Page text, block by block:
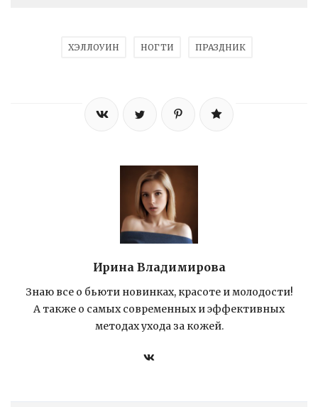
ХЭЛЛОУИН НОГТИ ПРАЗДНИК
Ирина Владимирова
Знаю все о бьюти новинках, красоте и молодости!
А также о самых современных и эффективных
методах ухода за кожей.